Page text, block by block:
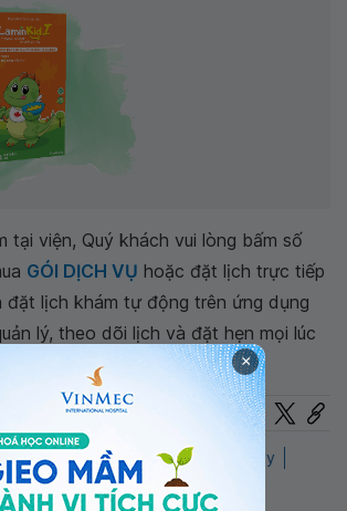
tại viện, Quý khách vui lòng bấm số
GÓI DỊCH VỤ hoặc đặt lịch trực tiếp
đặt lịch khám tự động trên ứng dụng
lý, theo dõi lịch và đặt hẹn mọi lúc
ứng dụng.
quản LaminKid
Viêm dạ dày
khi ăn
QnA Tiêu hóa
×